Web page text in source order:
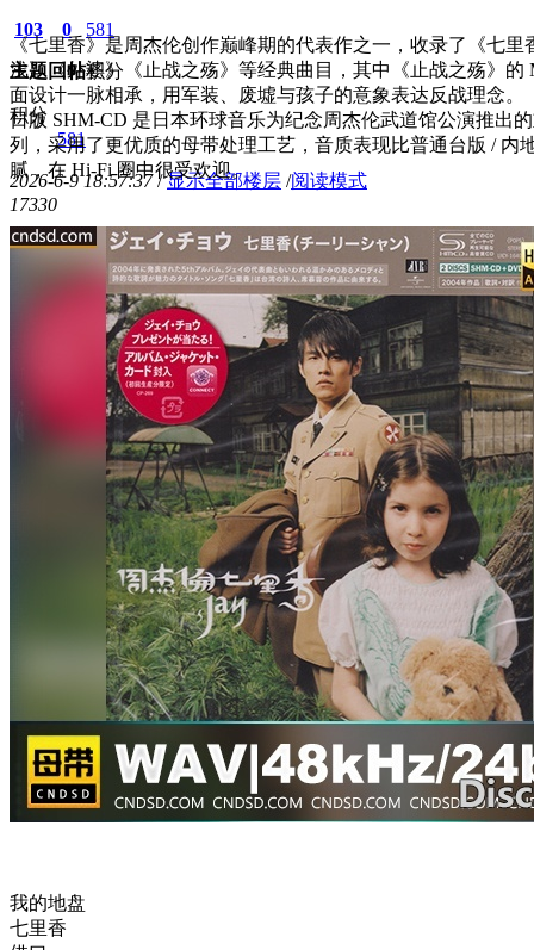
103
主题
0
回帖
581
积分
积分
581
2026-6-9 18:57:37 / 显示全部楼层 /阅读模式
17330
《七里香》是周杰伦创作巅峰期的代表作之一，收录了《七里
浅》《外婆》《止战之殇》等经典曲目，其中《止战之殇》的
面设计一脉相承，用军装、废墟与孩子的意象表达反战理念。
日版 SHM-CD 是日本环球音乐为纪念周杰伦武道馆公演推出
列，采用了更优质的母带处理工艺，音质表现比普通台版 / 内
腻，在 Hi-Fi 圈中很受欢迎。
我的地盘
七里香